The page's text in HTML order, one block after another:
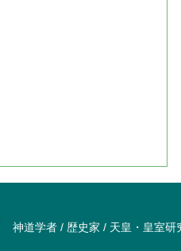
神道学者 / 歴史家 / 天皇・皇室研